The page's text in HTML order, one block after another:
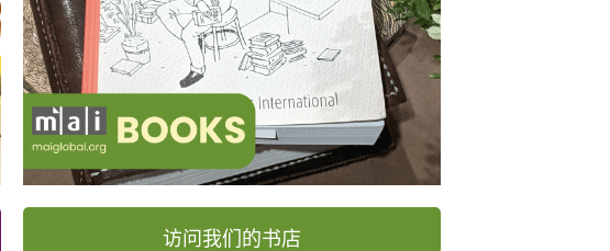
访问我们的书店